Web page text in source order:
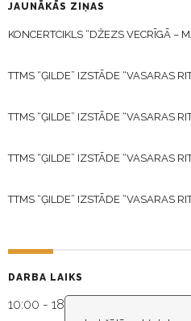
JAUNĀKĀS ZIŅAS
KONCERTCIKLS “DŽEZS VECRĪGĀ –
TTMS “ĢILDE” IZSTĀDE “VASARAS
TTMS “ĢILDE” IZSTĀDE “VASARAS
TTMS “ĢILDE” IZSTĀDE “VASARAS
TTMS “ĢILDE” IZSTĀDE “VASARAS
DARBA LAIKS
10:00 - 18:30